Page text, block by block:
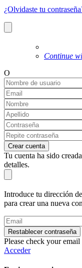
¿Olvidaste tu
Continue
O
Crear cuenta
Tu cuenta ha sido
detalles.
Introduce tu dirección
para crear una nueva
Restablecer contraseña
Please check your
Acceder